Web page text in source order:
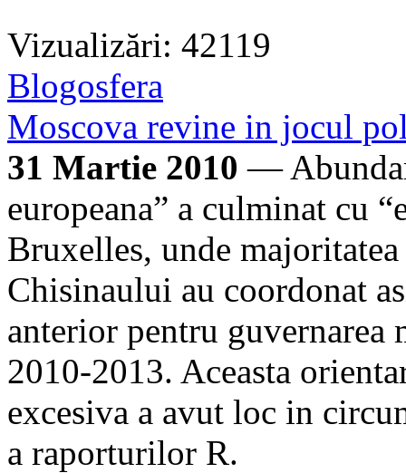
Vizualizări: 42119
Blogosfera
Moscova revine in jocul
31 Martie 2010 —
europeana” a culminat cu
Bruxelles, unde
Chisinaului au coordonat
anterior pentru guvernarea
2010-2013. Aceasta
excesiva a avut loc in
a raporturilor R.